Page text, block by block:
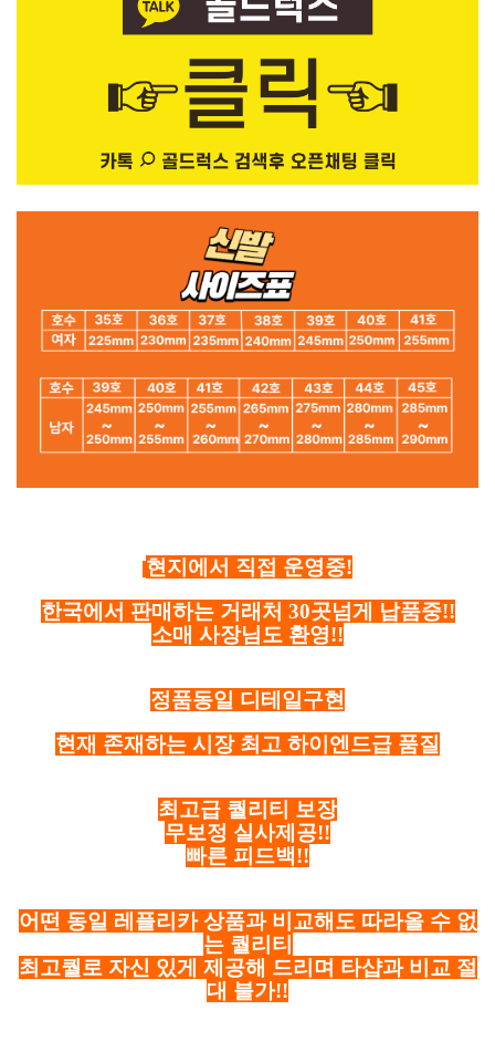
현지에서 직접 운영중!
한국에서 판매하는 거래처 30곳넘게 납품중!!
소매 사장님도 환영!!
정품동일 디테일구현
현재 존재하는 시장 최고 하이엔드급 품질
최고급 퀄리티 보장
무보정 실사제공!!
빠른 피드백!!
어떤 동일 레플리카 상품과 비교해도 따라올 수 없
는 퀄리티
최고퀄로 자신 있게 제공해 드리며 타샵과 비교 절
대 불가!!